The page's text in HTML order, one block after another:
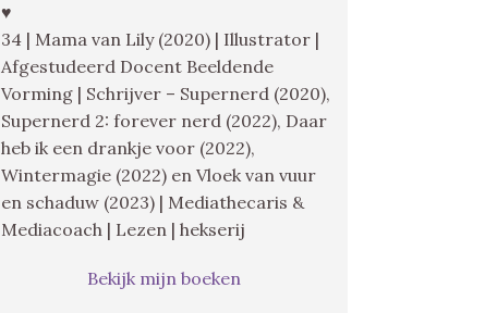
♥
34 | Mama van Lily (2020) | Illustrator |
Afgestudeerd Docent Beeldende
Vorming | Schrijver – Supernerd (2020),
Supernerd 2: forever nerd (2022), Daar
heb ik een drankje voor (2022),
Wintermagie (2022) en Vloek van vuur
en schaduw (2023) | Mediathecaris &
Mediacoach | Lezen | hekserij
Bekijk mijn boeken